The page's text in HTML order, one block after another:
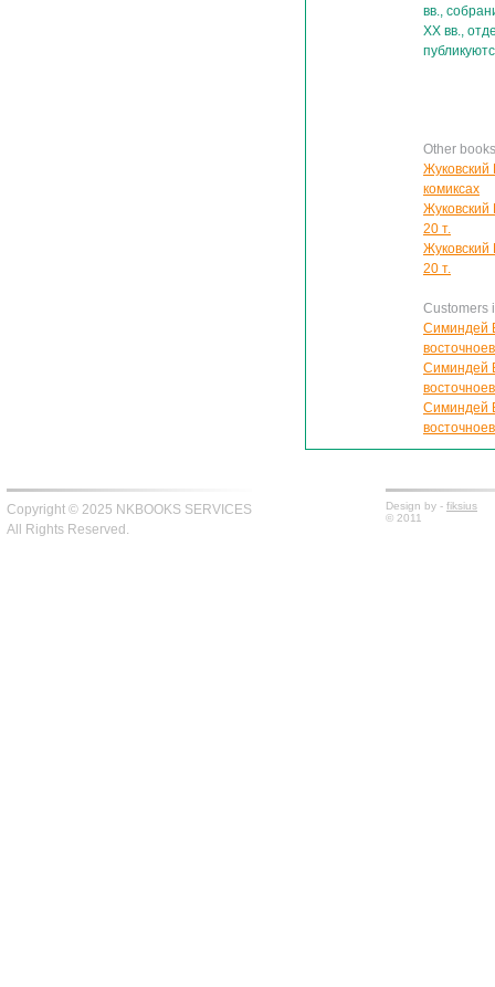
вв.,
XX вв.,
Other
Жуковский
комиксах
Жуковский
20 т.
Жуковский
20 т.
Customers
Симиндей
Симиндей
Симиндей
Copyright © 2025 NKBOOKS SERVICES
All Rights Reserved.
Design by - fiksius
© 2011